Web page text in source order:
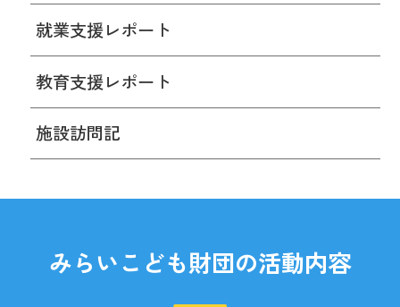
就業支援レポート
教育支援レポート
施設訪問記
みらいこども財団の活動内容